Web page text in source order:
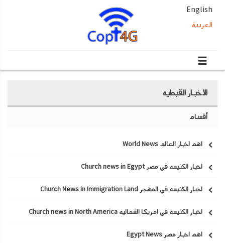
English
العربية
الاخبار القبطيه
أقسام
اهم اخبار العالم World News
اخبار الكنيسه في مصر Church news in Egypt
اخبار الكنيسه في المهجر Church News in Immigration Land
اخبار الكنيسه في امريكا الشماليه Church news in North America
اهم اخبار مصر Egypt News